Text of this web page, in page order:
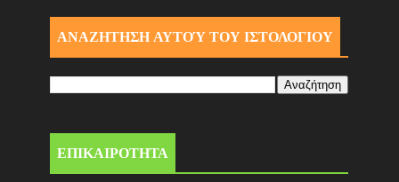
ΑΝΑΖΗΤΗΣΗ ΑΥΤΟΎ ΤΟΥ ΙΣΤΟΛΟΓΙΟΥ
ΕΠΙΚΑΙΡΟΤΗΤΑ